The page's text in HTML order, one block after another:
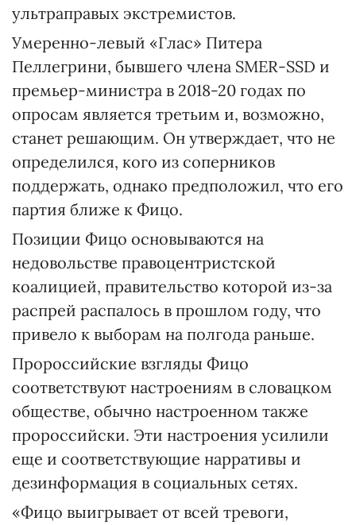
ультраправых экстремистов.
Умеренно-левый «Глас» Питера
Пеллегрини, бывшего члена SMER-SSD и
премьер-министра в 2018-20 годах по
опросам является третьим и, возможно,
станет решающим. Он утверждает, что не
определился, кого из соперников
поддержать, однако предположил, что его
партия ближе к Фицо.
Позиции Фицо основываются на
недовольстве правоцентристской
коалицией, правительство которой из-за
распрей распалось в прошлом году, что
привело к выборам на полгода раньше.
Пророссийские взгляды Фицо
соответствуют настроениям в словацком
обществе, обычно настроенном также
пророссийски. Эти настроения усилили
еще и соответствующие нарративы и
дезинформация в социальных сетях.
«Фицо выигрывает от всей тревоги,